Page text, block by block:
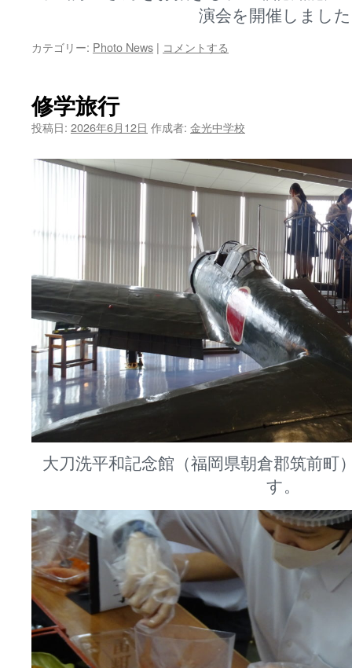
演会を開催しまし
カテゴリー: Photo News | コメントする
修学旅行
投稿日: 2026年6月12日 作成者: 金光中学校
大刀洗平和記念館（福岡県朝倉郡筑前町
す。